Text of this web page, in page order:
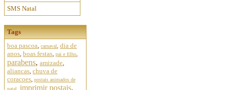
SMS Natal
Tags
boa pascoa, carnaval
dia de
anos, boas festas, pai e filho
parabens, amizade,
aliancas, chuva de
coracoes, postais animados de
natal
imprimir postais,